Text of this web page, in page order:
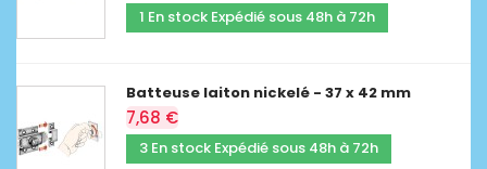
1 En stock Expédié sous 48h à 72h
Batteuse laiton nickelé - 37 x 42 mm
7,68 €
3 En stock Expédié sous 48h à 72h